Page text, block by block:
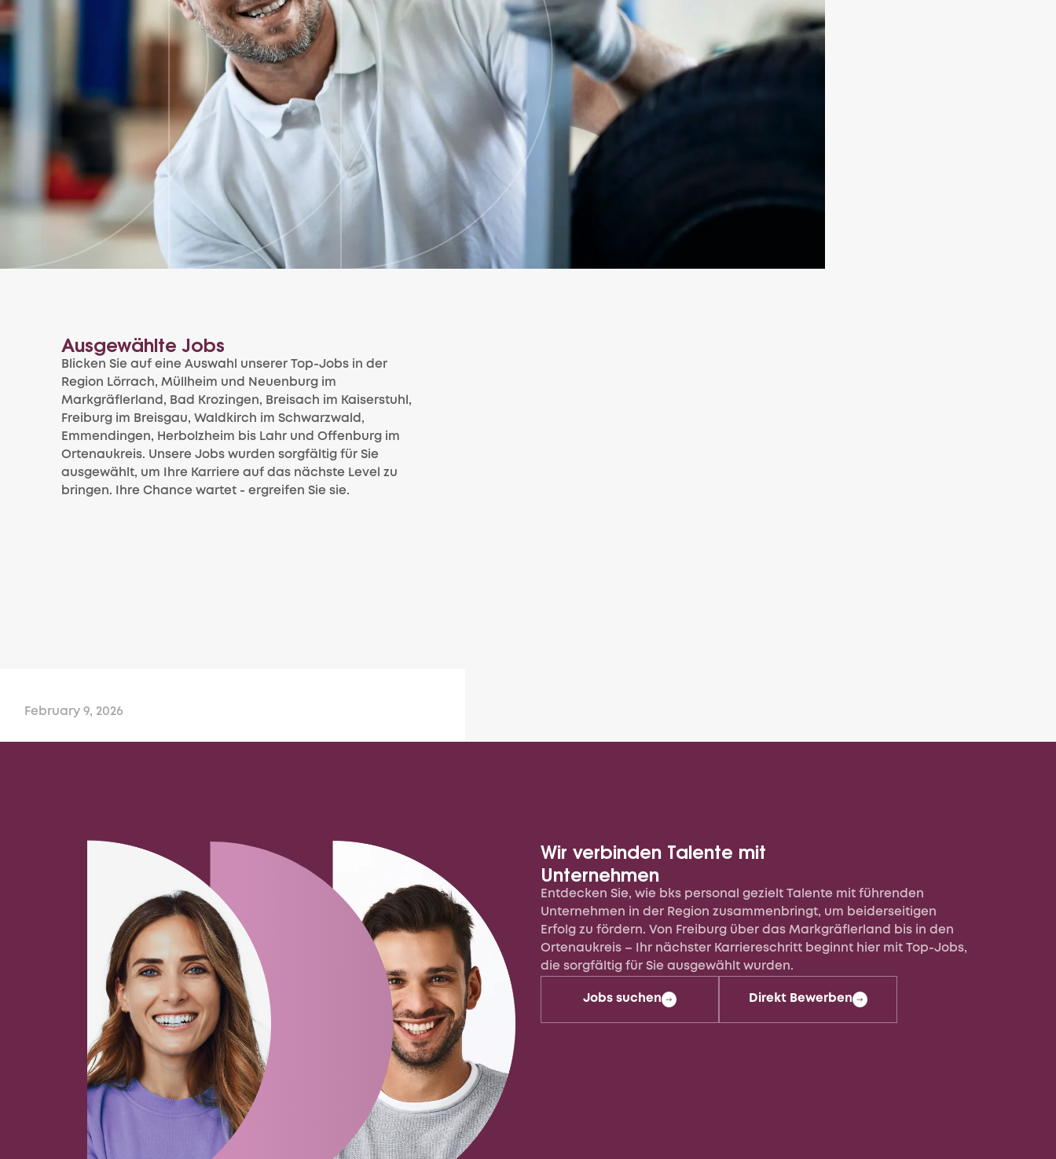
Ausgewählte Jobs
Blicken Sie auf eine Auswahl unserer Top-Jobs in der
Region Lörrach, Müllheim und Neuenburg im
Markgräflerland, Bad Krozingen, Breisach im Kaiserstuhl,
Freiburg im Breisgau, Waldkirch im Schwarzwald,
Emmendingen, Herbolzheim bis Lahr und Offenburg im
Ortenaukreis. Unsere Jobs wurden sorgfältig für Sie
ausgewählt, um Ihre Karriere auf das nächste Level zu
bringen. Ihre Chance wartet - ergreifen Sie sie.
February 9, 2026
Fertigung und Produktion
Buchenbach, Breisgau
Vollzeit
Anlagen- und Maschinenführer
Wir verbinden Talente mit
Unternehmen
Entdecken Sie, wie bks personal gezielt Talente mit führenden
Unternehmen in der Region zusammenbringt, um beiderseitigen
Erfolg zu fördern. Von Freiburg über das Markgräflerland bis in den
Ortenaukreis – Ihr nächster Karriereschritt beginnt hier mit Top-Jobs,
die sorgfältig für Sie ausgewählt wurden.
Jobs suchen Direkt Bewerben